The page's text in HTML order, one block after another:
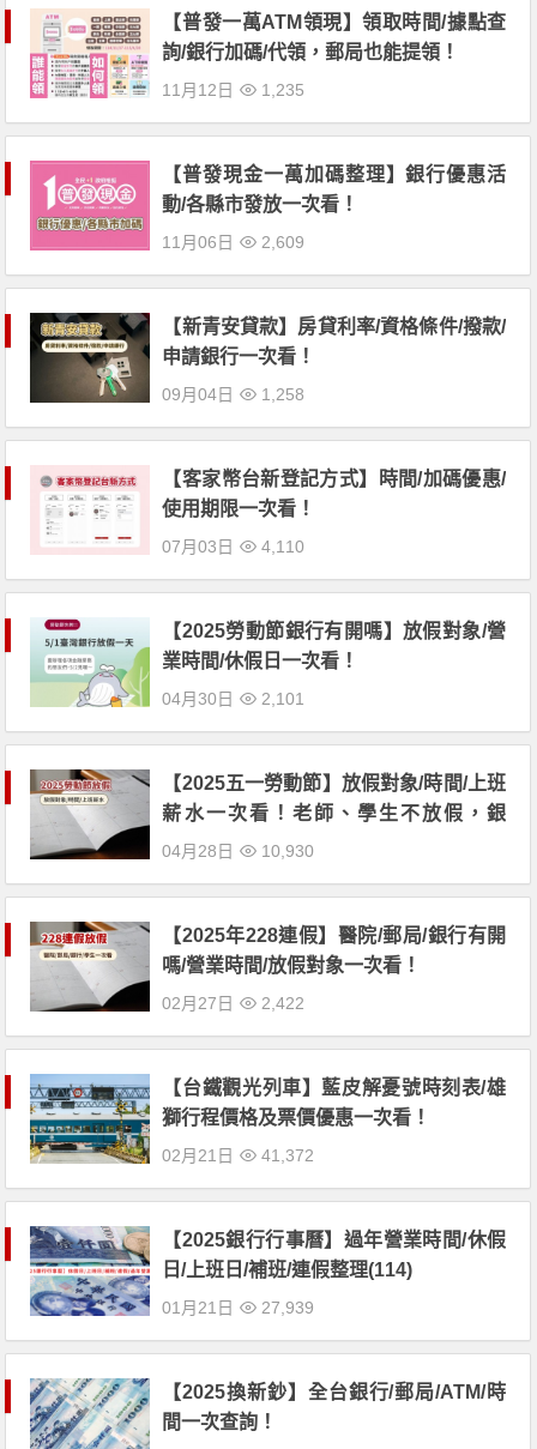
【普發一萬ATM領現】領取時間/據點查
詢/銀行加碼/代領，郵局也能提領！
11月12日 1,235
【普發現金一萬加碼整理】銀行優惠活
動/各縣市發放一次看！
11月06日 2,609
【新青安貸款】房貸利率/資格條件/撥款/
申請銀行一次看！
09月04日 1,258
【客家幣台新登記方式】時間/加碼優惠/
使用期限一次看！
07月03日 4,110
【2025勞動節銀行有開嗎】放假對象/營
業時間/休假日一次看！
04月30日 2,101
【2025五一勞動節】放假對象/時間/上班
薪水一次看！老師、學生不放假，銀
行、郵局不營業
04月28日 10,930
【2025年228連假】醫院/郵局/銀行有開
嗎/營業時間/放假對象一次看！
02月27日 2,422
【台鐵觀光列車】藍皮解憂號時刻表/雄
獅行程價格及票價優惠一次看！
02月21日 41,372
【2025銀行行事曆】過年營業時間/休假
日/上班日/補班/連假整理(114)
01月21日 27,939
【2025換新鈔】全台銀行/郵局/ATM/時
間一次查詢！